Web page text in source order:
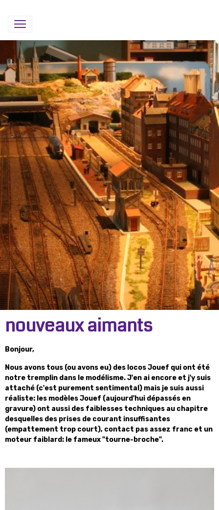
nouveaux aimants
Bonjour,
Nous avons tous (ou avons eu) des locos Jouef qui ont été
notre tremplin dans le modélisme. J'en ai encore et j'y suis
attaché (c'est purement sentimental) mais je suis aussi
réaliste: les modèles Jouef (aujourd'hui dépassés en
gravure) ont aussi des faiblesses techniques au chapitre
desquelles des prises de courant insuffisantes
(empattement trop court), contact pas assez franc et un
moteur faiblard: le fameux "tourne-broche".